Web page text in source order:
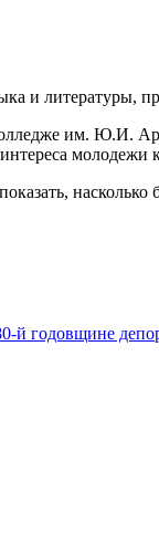
и литературы,
им. Ю.И.
й годовщине